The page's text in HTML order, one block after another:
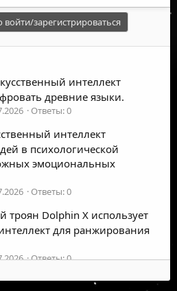
войти/зарегистрироваться
интеллект
древние языки.
Ответы: 0
интеллект
в психологической
эмоциональных
Ответы: 0
троян Dolphin X использует
для ранжирования
Ответы: 0
внедрит